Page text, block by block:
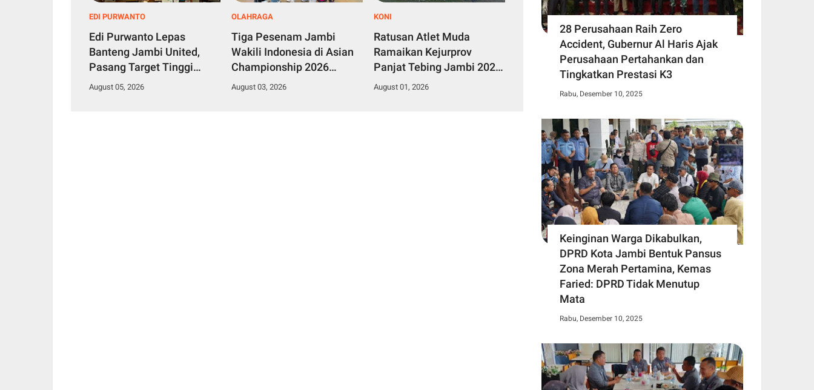
EDI PURWANTO
Edi Purwanto Lepas
Banteng Jambi United,
Pasang Target Tinggi
Rebut Juara Soekarno Cup
August 05, 2026
OLAHRAGA
Tiga Pesenam Jambi
Wakili Indonesia di Asian
Championship 2026
Filipina, Optimistis Raih
August 03, 2026
KONI
Ratusan Atlet Muda
Ramaikan Kejurprov
Panjat Tebing Jambi 2026,
KONI Siapkan Bank Data
August 01, 2026
28 Perusahaan Raih Zero
Accident, Gubernur Al Haris Ajak
Perusahaan Pertahankan dan
Tingkatkan Prestasi K3
Rabu, Desember 10, 2025
Keinginan Warga Dikabulkan,
DPRD Kota Jambi Bentuk Pansus
Zona Merah Pertamina, Kemas
Faried: DPRD Tidak Menutup
Mata
Rabu, Desember 10, 2025